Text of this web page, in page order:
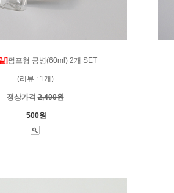
]펌프형 공병(60ml) 2개 SET
(리뷰 : 1개)
정상가격2,400원
500원